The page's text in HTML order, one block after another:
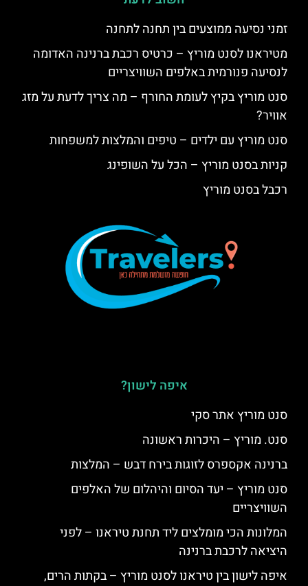
זמני נסיעה ממוצעים בין תחנה לתחנה
מטיראנו לסנט מוריץ – כרטיס רכבת ברנינה האדומה
לנסיעה פנורמית באלפים השוויצריים
סנט מוריץ בקיץ לעומת החורף – מה צריך לדעת על מזג
אוויר?
סנט מוריץ עם ילדים – טיפים והמלצות למשפחות
קניות בסנט מוריץ – הכל על השופינג
רכבל בסנט מוריץ
איפה לישון?
סנט מוריץ אתר סקי
סנט. מוריץ – היכרות ראשונה
ברנינה אקספרס לזוגות בירח דבש – המלצות
סנט מוריץ – יעד הסיום והיהלום של האלפים
השוויצריים
המלונות הכי מומלצים ליד תחנת טיראנו – לפני
היציאה לרכבת ברנינה
איפה לישון בין טיראנו לסנט מוריץ – בקתות הרים,